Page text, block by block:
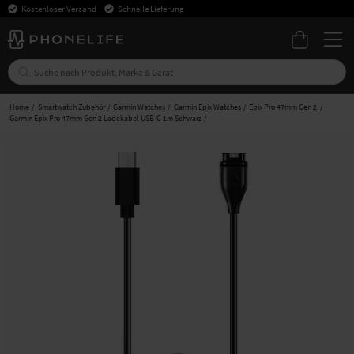
Kostenloser Versand Schnelle Lieferung
Home Smartwatch Zubehör Garmin Watches Garmin Epix Watches
Epix Pro 47mm Gen 2
Garmin Epix Pro 47mm Gen 2 Ladekabel USB-C 1m Schwarz